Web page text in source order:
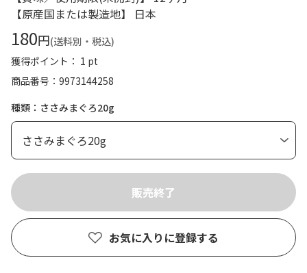
【原産国または製造地】 日本
180円(送料別・税込)
獲得ポイント： 1 pt
商品番号
9973144258
種類：ささみまぐろ20g
お気に入りに登録する